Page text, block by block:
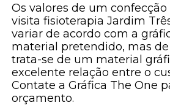
Os valores de um
visita fisioterapia Jardim
variar de acordo com a
material pretendido, mas
trata-se de um material
excelente relação entre o
Contate a Gráfica The One
orçamento.